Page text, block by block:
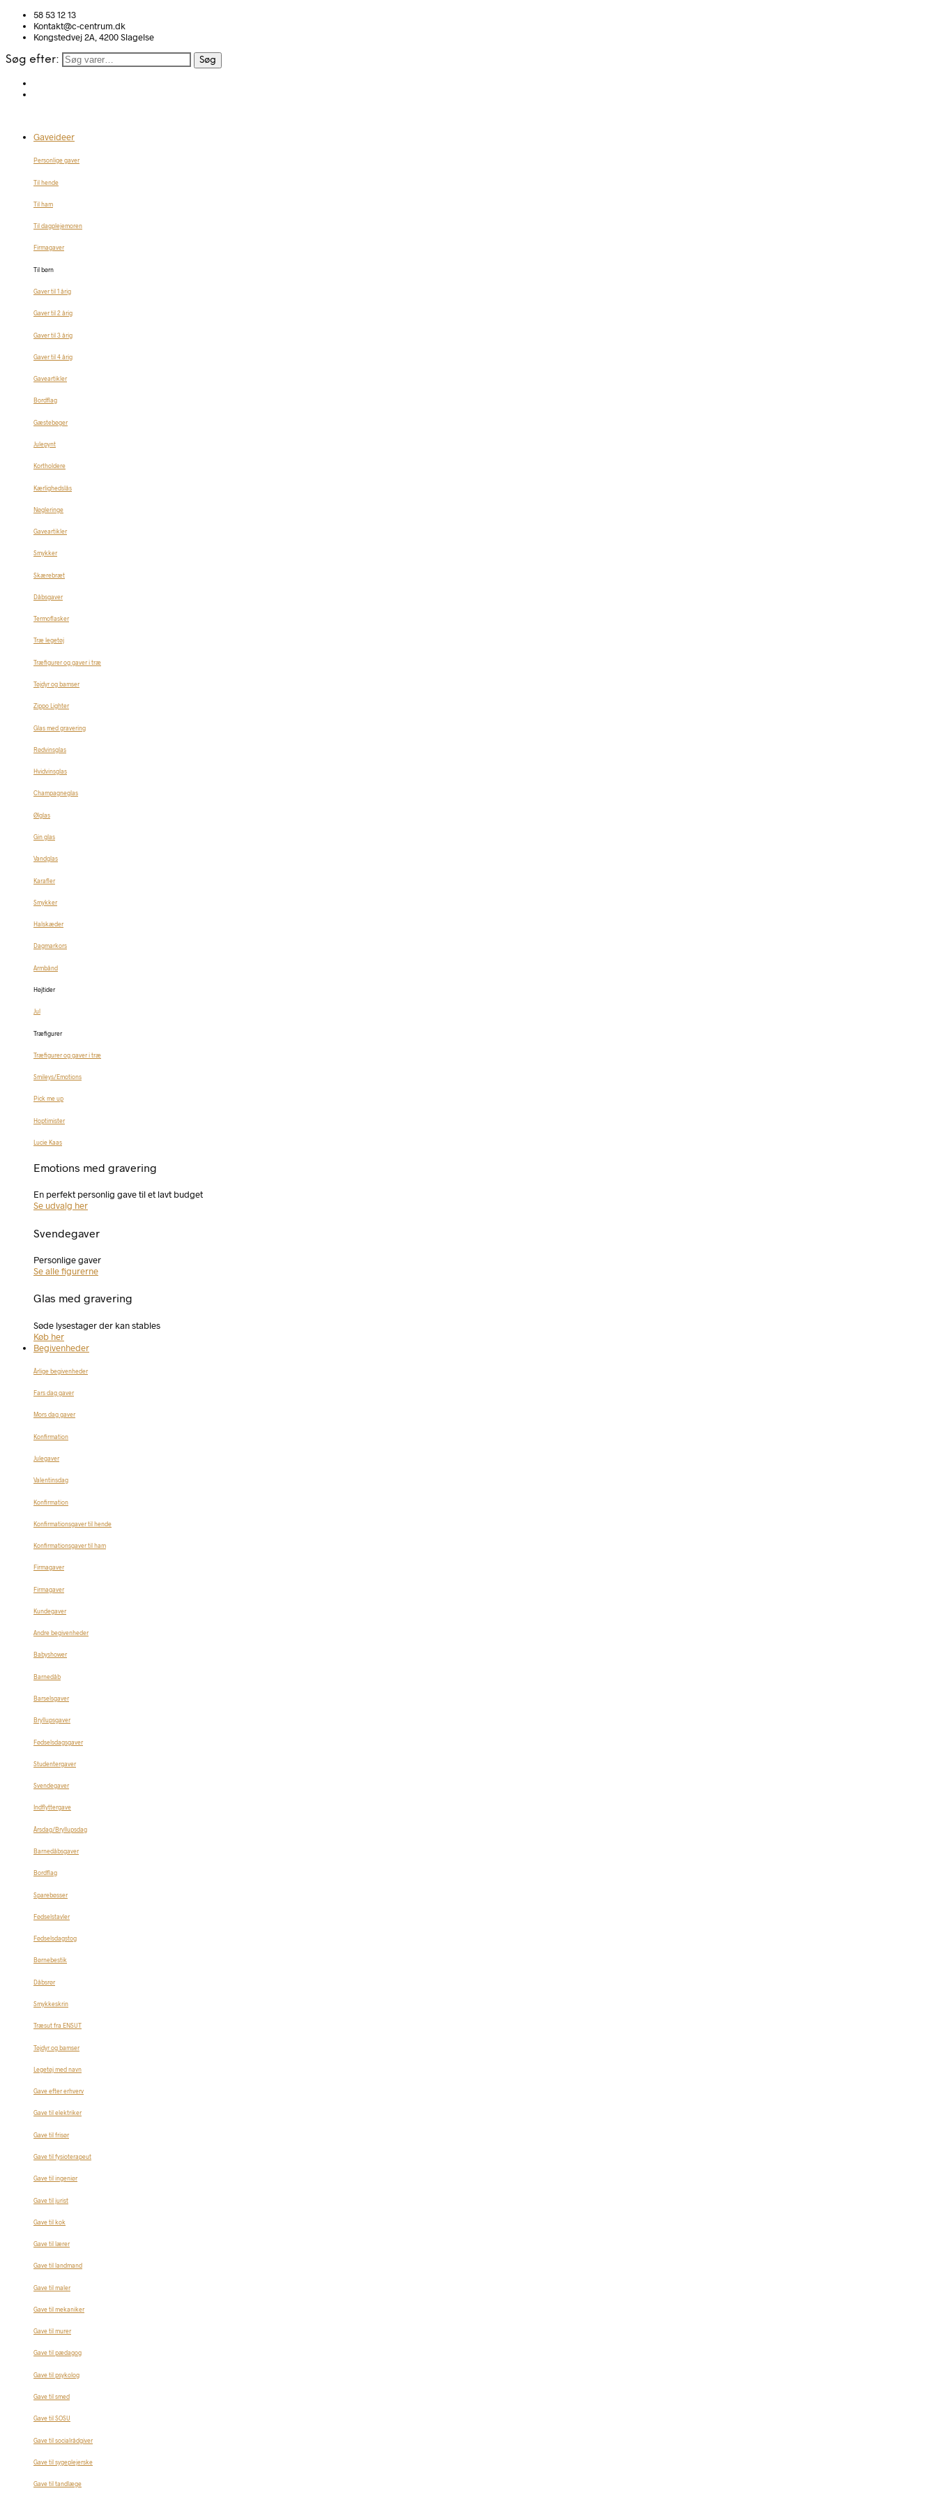
58 53 12 13
Kontakt@c-centrum.dk
Kongstedvej 2A, 4200 Slagelse
Søg efter: Søg
Gaveideer
Personlige gaver
Til hende
Til ham
Til dagplejemoren
Firmagaver
Til børn
Gaver til 1 årig
Gaver til 2 årig
Gaver til 3 årig
Gaver til 4 årig
Gaveartikler
Bordflag
Gæstebøger
Julepynt
Kortholdere
Kærlighedslås
Nøgleringe
Gaveartikler
Smykker
Skærebræt
Dåbsgaver
Termoflasker
Træ legetøj
Træfigurer og gaver i træ
Tøjdyr og bamser
Zippo Lighter
Glas med gravering
Rødvinsglas
Hvidvinsglas
Champagneglas
Ølglas
Gin glas
Vandglas
Karafler
Smykker
Halskæder
Dagmarkors
Armbånd
Højtider
Jul
Træfigurer
Træfigurer og gaver i træ
Smileys/Emotions
Pick me up
Hoptimister
Lucie Kaas
Emotions med gravering
En perfekt personlig gave til et lavt budget
Se udvalg her
Svendegaver
Personlige gaver
Se alle figurerne
Glas med gravering
Søde lysestager der kan stables
Køb her
Begivenheder
Årlige begivenheder
Fars dag gaver
Mors dag gaver
Konfirmation
Julegaver
Valentinsdag
Konfirmation
Konfirmationsgaver til hende
Konfirmationsgaver til ham
Firmagaver
Firmagaver
Kundegaver
Andre begivenheder
Babyshower
Barnedåb
Barselsgaver
Bryllupsgaver
Fødselsdagsgaver
Studentergaver
Svendegaver
Indflyttergave
Årsdag/Bryllupsdag
Barnedåbsgaver
Bordflag
Sparebøsser
Fødselstavler
Fødselsdagstog
Børnebestik
Dåbsrør
Smykkeskrin
Træsut fra ENSUT
Tøjdyr og bamser
Legetøj med navn
Gave efter erhverv
Gave til elektriker
Gave til frisør
Gave til fysioterapeut
Gave til ingeniør
Gave til jurist
Gave til kok
Gave til lærer
Gave til landmand
Gave til maler
Gave til mekaniker
Gave til murer
Gave til pædagog
Gave til psykolog
Gave til smed
Gave til SOSU
Gave til socialrådgiver
Gave til sygeplejerske
Gave til tandlæge